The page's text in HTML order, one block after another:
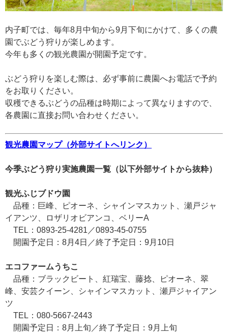
内子町では、毎年8月中旬から9月下旬にかけて、多くの農
園でぶどう狩りが楽しめます。
今年も多くの観光農園が開園予定です。
ぶどう狩りを楽しむ際は、必ず事前に農園へお電話で予約
をお取りください。
収穫できるぶどうの品種は時期によって異なりますので、
各農園に直接お問い合わせください。
観光農園マップ（外部サイトへリンク）
今季ぶどう狩り実施農園一覧（以下外部サイトから抜粋）
観光ふじブドウ園
品種：巨峰、ピオーネ、シャインマスカット、瀬戸ジャ
イアンツ、ロザリオビアンコ、ベリーA
TEL：0893-25-4281／0893-45-0755
開園予定日：8月4日／終了予定日：9月10日
エコファームうちこ
品種：ブラックビート、紅瑞宝、藤捻、ピオーネ、翠
峰、安芸クイーン、シャインマスカット、瀬戸ジャイアン
ツ
TEL：080-5667-2443
開園予定日：8月上旬／終了予定日：9月上旬